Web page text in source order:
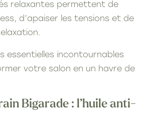
relaxantes permettent de
d’apaiser les tensions et de
essentielles incontournables
votre salon en un havre de
Bigarade : l’huile anti-